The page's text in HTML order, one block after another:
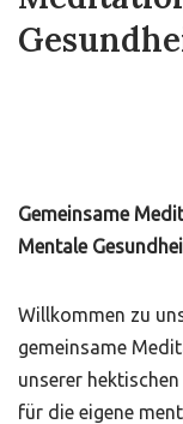
Gemeinsame
Mentale
Willkommen zu
gemeinsame
unserer
für die eigene